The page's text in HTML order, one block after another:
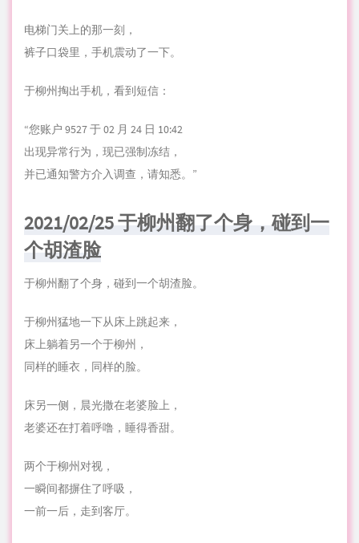
电梯门关上的那一刻，
裤子口袋里，手机震动了一下。
于柳州掏出手机，看到短信：
“您账户 9527 于 02 月 24 日 10:42
出现异常行为，现已强制冻结，
并已通知警方介入调查，请知悉。”
2021/02/25 于柳州翻了个身，碰到一
个胡渣脸
于柳州翻了个身，碰到一个胡渣脸。
于柳州猛地一下从床上跳起来，
床上躺着另一个于柳州，
同样的睡衣，同样的脸。
床另一侧，晨光撒在老婆脸上，
老婆还在打着呼噜，睡得香甜。
两个于柳州对视，
一瞬间都摒住了呼吸，
一前一后，走到客厅。